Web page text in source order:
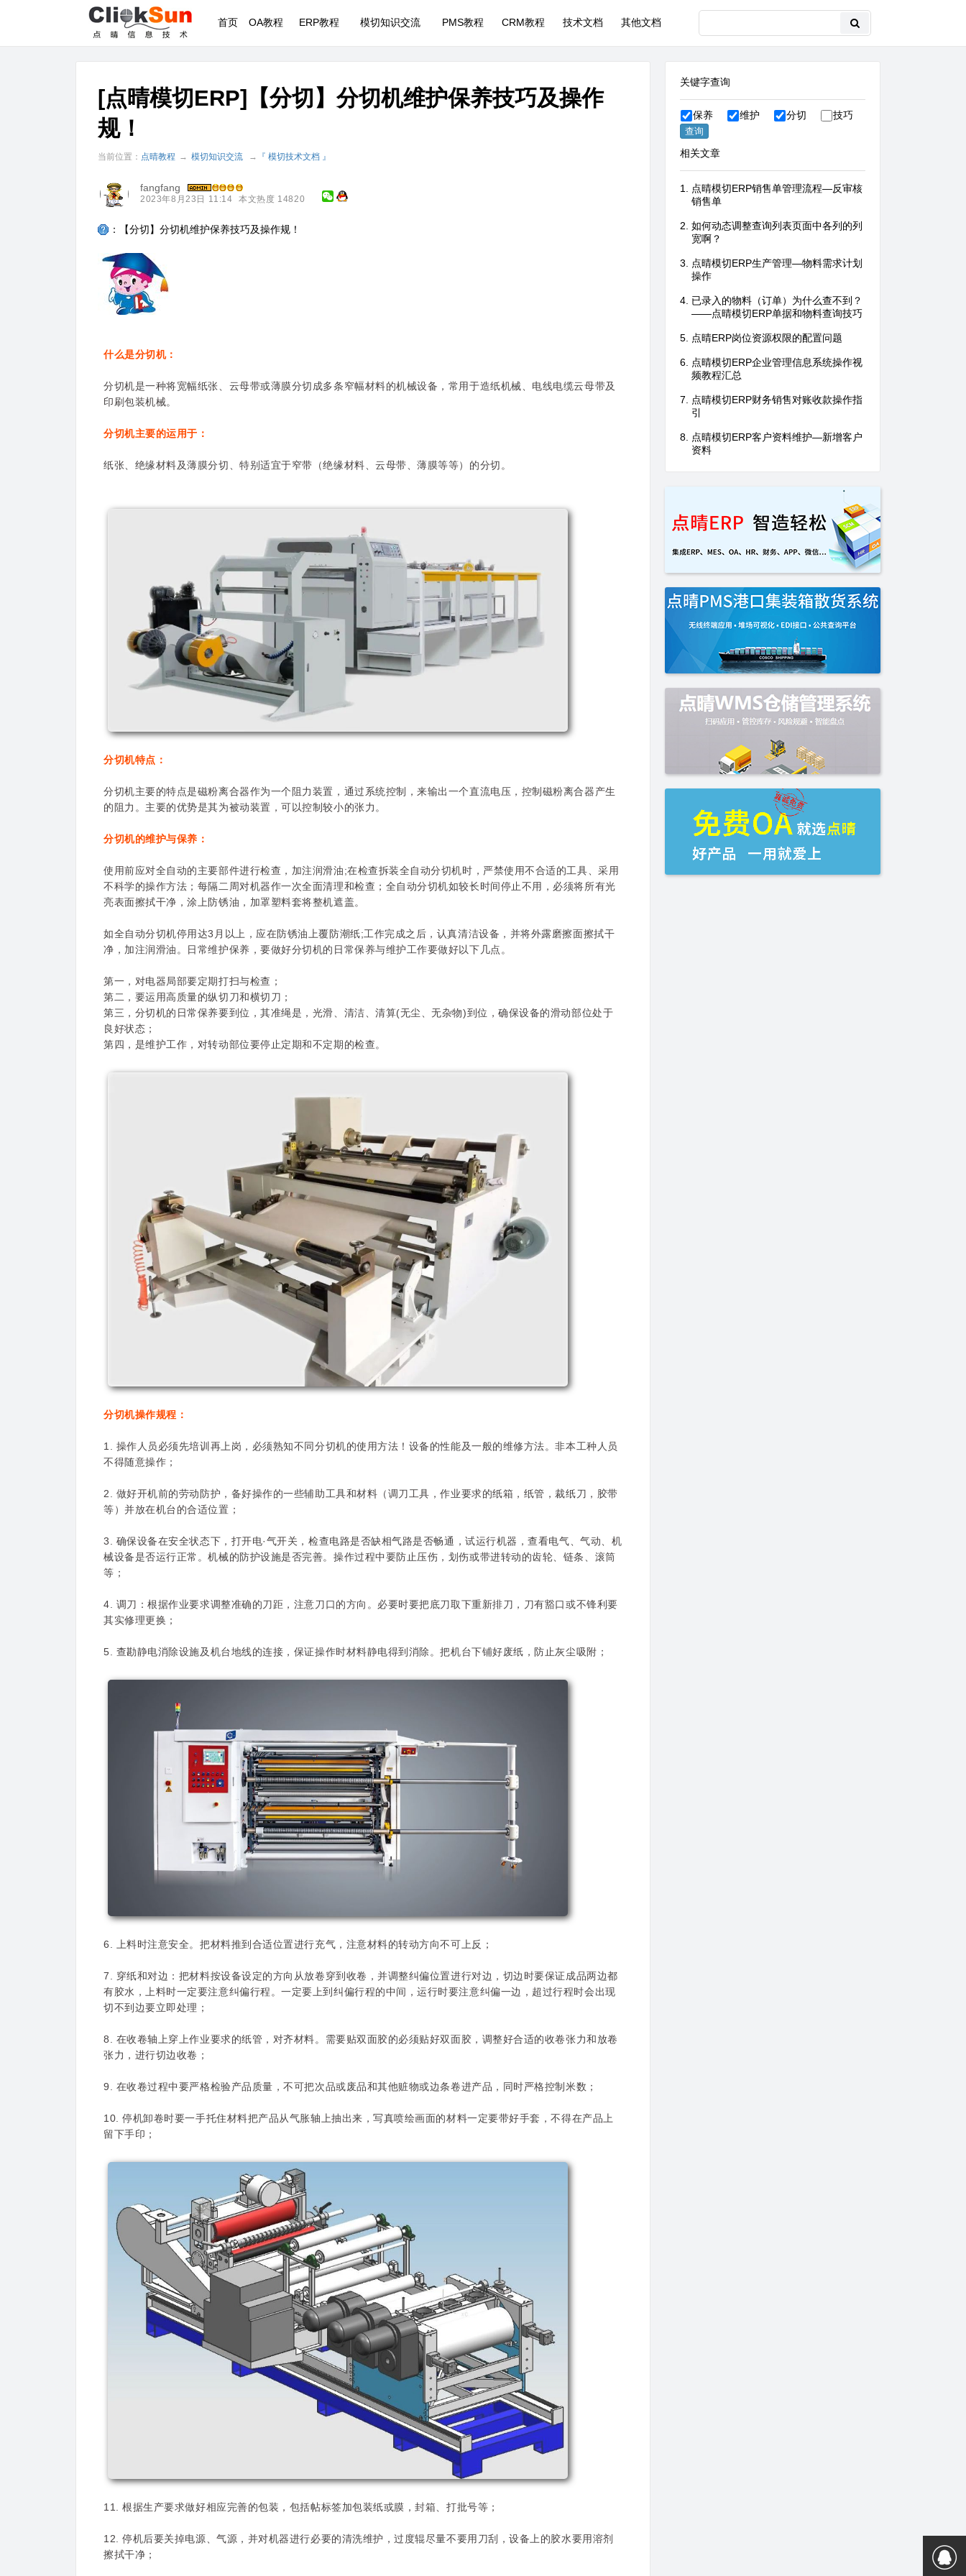
首页 OA教程 ERP教程 模切知识交流 PMS教程 CRM教程 技术文档 其他文档
[点晴模切ERP]【分切】分切机维护保养技巧及操作
规！
当前位置： 点晴教程 → 模切知识交流 → 『 模切技术文档 』
fangfang
2023年8月23日 11:14 本文热度 14820
：【分切】分切机维护保养技巧及操作规！
什么是分切机：
分切机是一种将宽幅纸张、云母带或薄膜分切成多条窄幅材料的机械设备，常用于造纸机械、电线电缆云母带及
印刷包装机械。
分切机主要的运用于：
纸张、绝缘材料及薄膜分切、特别适宜于窄带（绝缘材料、云母带、薄膜等等）的分切。
分切机特点：
分切机主要的特点是磁粉离合器作为一个阻力装置，通过系统控制，来输出一个直流电压，控制磁粉离合器产生
的阻力。主要的优势是其为被动装置，可以控制较小的张力。
分切机的维护与保养：
使用前应对全自动的主要部件进行检查，加注润滑油;在检查拆装全自动分切机时，严禁使用不合适的工具、采用
不科学的操作方法；每隔二周对机器作一次全面清理和检查；全自动分切机如较长时间停止不用，必须将所有光
亮表面擦拭干净，涂上防锈油，加罩塑料套将整机遮盖。
如全自动分切机停用达3月以上，应在防锈油上覆防潮纸;工作完成之后，认真清洁设备，并将外露磨擦面擦拭干
净，加注润滑油。日常维护保养，要做好分切机的日常保养与维护工作要做好以下几点。
第一，对电器局部要定期打扫与检查；
第二，要运用高质量的纵切刀和横切刀；
第三，分切机的日常保养要到位，其准绳是，光滑、清洁、清算(无尘、无杂物)到位，确保设备的滑动部位处于
良好状态；
第四，是维护工作，对转动部位要停止定期和不定期的检查。
分切机操作规程：
1. 操作人员必须先培训再上岗，必须熟知不同分切机的使用方法！设备的性能及一般的维修方法。非本工种人员
不得随意操作；
2. 做好开机前的劳动防护，备好操作的一些辅助工具和材料（调刀工具，作业要求的纸箱，纸管，裁纸刀，胶带
等）并放在机台的合适位置；
3. 确保设备在安全状态下，打开电·气开关，检查电路是否缺相气路是否畅通，试运行机器，查看电气、气动、机
械设备是否运行正常。机械的防护设施是否完善。操作过程中要防止压伤，划伤或带进转动的齿轮、链条、滚筒
等；
4. 调刀：根据作业要求调整准确的刀距，注意刀口的方向。必要时要把底刀取下重新排刀，刀有豁口或不锋利要
其实修理更换；
5. 查勘静电消除设施及机台地线的连接，保证操作时材料静电得到消除。把机台下铺好废纸，防止灰尘吸附；
6. 上料时注意安全。把材料推到合适位置进行充气，注意材料的转动方向不可上反；
7. 穿纸和对边：把材料按设备设定的方向从放卷穿到收卷，并调整纠偏位置进行对边，切边时要保证成品两边都
有胶水，上料时一定要注意纠偏行程。一定要上到纠偏行程的中间，运行时要注意纠偏一边，超过行程时会出现
切不到边要立即处理；
8. 在收卷轴上穿上作业要求的纸管，对齐材料。需要贴双面胶的必须贴好双面胶，调整好合适的收卷张力和放卷
张力，进行切边收卷；
9. 在收卷过程中要严格检验产品质量，不可把次品或废品和其他赃物或边条卷进产品，同时严格控制米数；
10. 停机卸卷时要一手托住材料把产品从气胀轴上抽出来，写真喷绘画面的材料一定要带好手套，不得在产品上
留下手印；
11. 根据生产要求做好相应完善的包装，包括帖标签加包装纸或膜，封箱、打批号等；
12. 停机后要关掉电源、气源，并对机器进行必要的清洗维护，过度辊尽量不要用刀刮，设备上的胶水要用溶剂
擦拭干净；
关键字查询
保养 维护 分切 技巧
相关文章
点晴模切ERP销售单管理流程—反审核
销售单
如何动态调整查询列表页面中各列的列
宽啊？
点晴模切ERP生产管理—物料需求计划
操作
已录入的物料（订单）为什么查不到？
——点晴模切ERP单据和物料查询技巧
点晴ERP岗位资源权限的配置问题
点晴模切ERP企业管理信息系统操作视
频教程汇总
点晴模切ERP财务销售对账收款操作指
引
点晴模切ERP客户资料维护—新增客户
资料